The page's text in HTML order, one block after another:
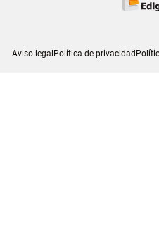
Aviso legalPolítica de privacidad